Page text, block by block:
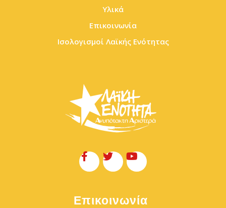
Υλικά
Επικοινωνία
Ισολογισμοί Λαϊκής Ενότητας
Επικοινωνία